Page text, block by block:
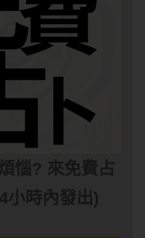
惱? 來免費占
小時內發出)